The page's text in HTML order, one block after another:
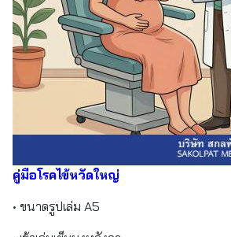
คู่มือโรคไข้หวัดใหญ่
• ขนาดรูปเล่ม A5